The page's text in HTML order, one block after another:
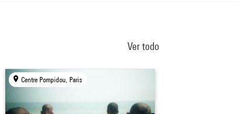
Ver todo
Centre Pompidou, Paris